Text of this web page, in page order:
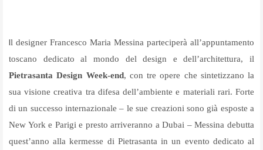
Il designer Francesco Maria Messina parteciperà all’appuntamento
toscano dedicato al mondo del design e dell’architettura, il
Pietrasanta Design Week-end, con tre opere che sintetizzano la
sua visione creativa tra difesa dell’ambiente e materiali rari. Forte
di un successo internazionale – le sue creazioni sono già esposte a
New York e Parigi e presto arriveranno a Dubai – Messina debutta
quest’anno alla kermesse di Pietrasanta in un evento dedicato al